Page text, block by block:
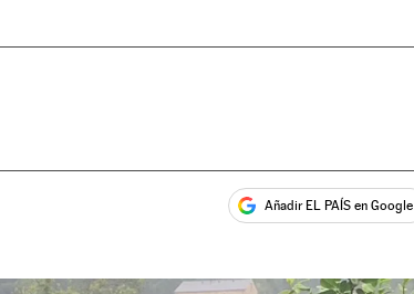
Añadir EL PAÍS en Google